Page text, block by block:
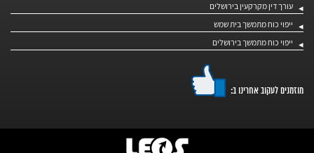
עורך דין מקרקעין בירושלים
ייפוי כוח מתמשך בית שמש
ייפוי כוח מתמשך בירושלים
מוזמנים לעקוב אחרינו ב: